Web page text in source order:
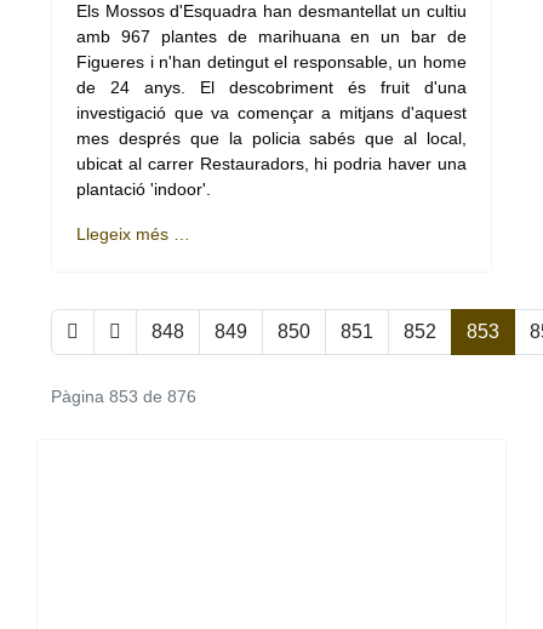
Els Mossos d'Esquadra han desmantellat un cultiu
amb 967 plantes de marihuana en un bar de
Figueres i n'han detingut el responsable, un home
de 24 anys. El descobriment és fruit d'una
investigació que va començar a mitjans d'aquest
mes després que la policia sabés que al local,
ubicat al carrer Restauradors, hi podria haver una
plantació 'indoor'.
Llegeix més …
848 849 850 851 852 853
Pàgina 853 de 876